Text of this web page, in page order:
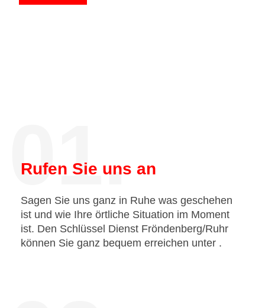
01.
Rufen Sie uns an
Sagen Sie uns ganz in Ruhe was geschehen
ist und wie Ihre örtliche Situation im Moment
ist. Den Schlüssel Dienst Fröndenberg/Ruhr
können Sie ganz bequem erreichen unter .